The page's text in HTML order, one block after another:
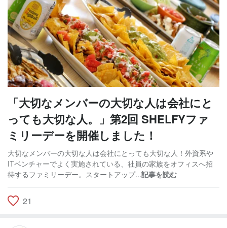
「大切なメンバーの大切な人は会社にと
っても大切な人。」第2回 SHELFYファ
ミリーデーを開催しました！
大切なメンバーの大切な人は会社にとっても大切な人！外資系や
ITベンチャーでよく実施されている、社員の家族をオフィスへ招
待するファミリーデー。スタートアップ...記事を読む
21